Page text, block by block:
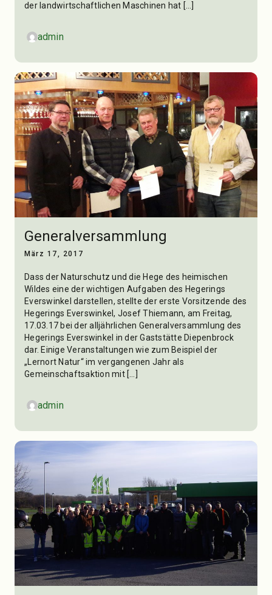
der landwirtschaftlichen Maschinen hat […]
admin
Generalversammlung
März 17, 2017
Dass der Naturschutz und die Hege des heimischen
Wildes eine der wichtigen Aufgaben des Hegerings
Everswinkel darstellen, stellte der erste Vorsitzende des
Hegerings Everswinkel, Josef Thiemann, am Freitag,
17.03.17 bei der alljährlichen Generalversammlung des
Hegerings Everswinkel in der Gaststätte Diepenbrock
dar. Einige Veranstaltungen wie zum Beispiel der
„Lernort Natur“ im vergangenen Jahr als
Gemeinschaftsaktion mit […]
admin